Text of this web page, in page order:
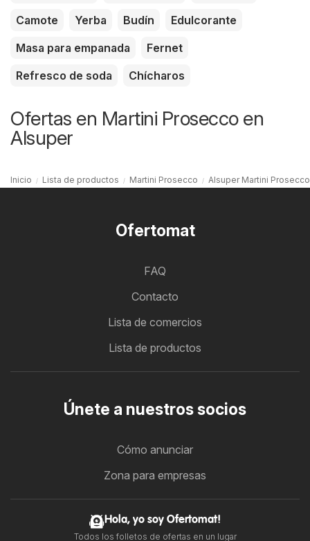
Camote
Yerba Budín
Edulcorante
Masa para empanada
Fernet
Refresco de soda
Chícharos
Ofertas en Martini Prosecco en
Alsuper
Inicio Lista de productos Martini Prosecco Alsuper Martini Prosecco
Ofertomat
FAQ
Contacto
Lista de comercios
Lista de productos
Únete a nuestros socios
Cómo anunciar
Zona para empresas
Hola, yo soy Ofertomat!
Todos los folletos de ofertas en un lugar